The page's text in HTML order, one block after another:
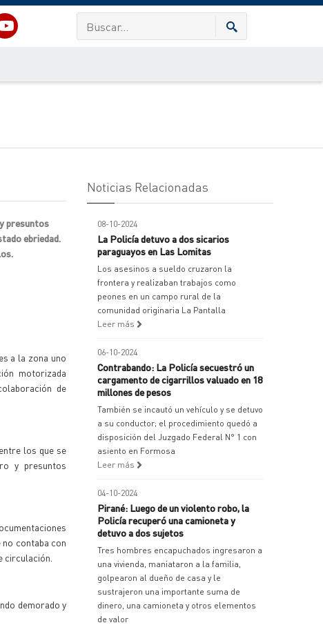
presuntos
ebriedad.
a la zona uno
motorizada
de
los que se
y presuntos
contaba con
circulación.
demorado y
Noticias Relacionadas
08-10-2024
La Policía detuvo a dos sicarios
paraguayos en Las Lomitas
Los asesinos a sueldo cruzaron la
frontera y realizaban trabajos como
peones en un campo rural de la
comunidad originaria La Pantalla
Leer más
06-10-2024
Contrabando: La Policía secuestró un
cargamento de cigarrillos valuado en 18
millones de pesos
También se incautó un vehículo y se detuvo
a su conductor; el procedimiento quedó a
disposición del Juzgado Federal N° 1 con
asiento en Formosa
Leer más
04-10-2024
Pirané: Luego de un violento robo, la
Policía recuperó una camioneta y
detuvo a dos sujetos
Tres hombres encapuchados ingresaron a
una vivienda, maniataron a la familia,
golpearon al dueño de casa y le
sustrajeron una importante suma de
dinero, una camioneta y otros elementos
de valor